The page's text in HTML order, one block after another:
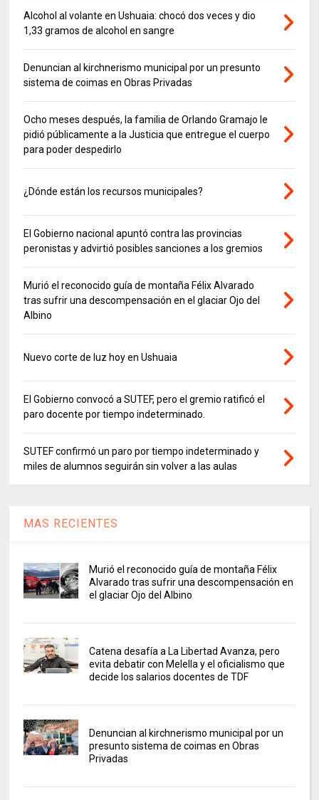
Alcohol al volante en Ushuaia: chocó dos veces y dio
1,33 gramos de alcohol en sangre
Denuncian al kirchnerismo municipal por un presunto
sistema de coimas en Obras Privadas
Ocho meses después, la familia de Orlando Gramajo le
pidió públicamente a la Justicia que entregue el cuerpo
para poder despedirlo
¿Dónde están los recursos municipales?
El Gobierno nacional apuntó contra las provincias
peronistas y advirtió posibles sanciones a los gremios
Murió el reconocido guía de montaña Félix Alvarado
tras sufrir una descompensación en el glaciar Ojo del
Albino
Nuevo corte de luz hoy en Ushuaia
El Gobierno convocó a SUTEF, pero el gremio ratificó el
paro docente por tiempo indeterminado.
SUTEF confirmó un paro por tiempo indeterminado y
miles de alumnos seguirán sin volver a las aulas
MAS RECIENTES
Murió el reconocido guía de montaña Félix
Alvarado tras sufrir una descompensación en
el glaciar Ojo del Albino
Catena desafía a La Libertad Avanza, pero
evita debatir con Melella y el oficialismo que
decide los salarios docentes de TDF
Denuncian al kirchnerismo municipal por un
presunto sistema de coimas en Obras
Privadas